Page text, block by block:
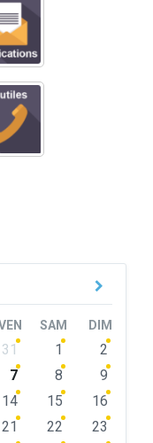
SAM DIM
31 1
2
7 8
9
14 15
16
21 22
23